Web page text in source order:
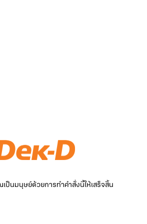
ป็นมนุษย์ด้วยการทำคำสั่งนี้ให้เสร็จสิ้น